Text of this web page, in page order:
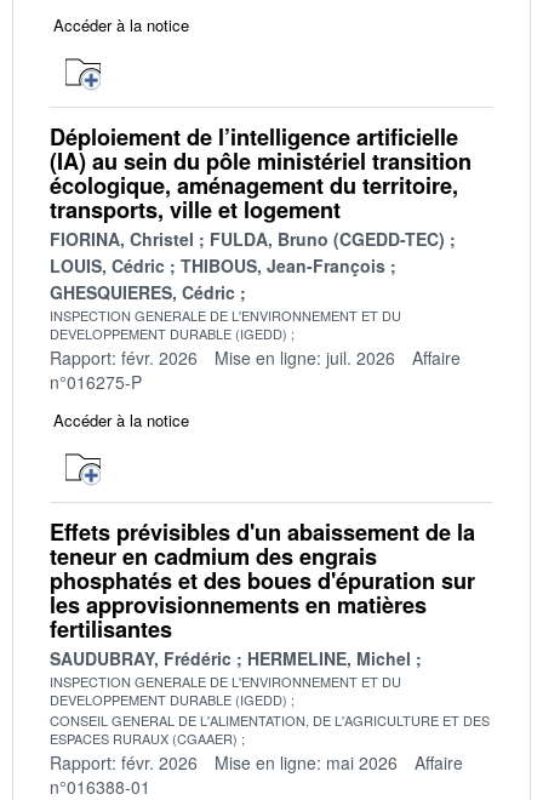
Accéder à la notice
Déploiement de l’intelligence artificielle
(IA) au sein du pôle ministériel transition
écologique, aménagement du territoire,
transports, ville et logement
FIORINA, Christel
FULDA, Bruno (CGEDD-TEC)
LOUIS, Cédric
THIBOUS, Jean-François
GHESQUIERES, Cédric
INSPECTION GENERALE DE L'ENVIRONNEMENT ET DU
DEVELOPPEMENT DURABLE (IGEDD)
Rapport: févr. 2026 Mise en ligne: juil. 2026
Affaire
n°016275-P
Accéder à la notice
Effets prévisibles d'un abaissement de la
teneur en cadmium des engrais
phosphatés et des boues d'épuration sur
les approvisionnements en matières
fertilisantes
SAUDUBRAY, Frédéric HERMELINE, Michel
INSPECTION GENERALE DE L'ENVIRONNEMENT ET DU
DEVELOPPEMENT DURABLE (IGEDD)
CONSEIL GENERAL DE L'ALIMENTATION, DE L'AGRICULTURE ET DES
ESPACES RURAUX (CGAAER)
Rapport: févr. 2026 Mise en ligne: mai 2026
Affaire
n°016388-01